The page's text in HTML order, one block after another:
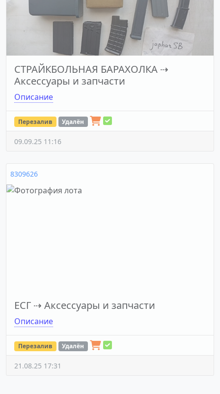
СТРАЙКБОЛЬНАЯ БАРАХОЛКА ⇢
Аксессуары и запчасти
Описание
Перезалив Удалён
09.09.25 11:16
8309626
ЕСГ ⇢ Аксессуары и запчасти
Описание
Перезалив Удалён
21.08.25 17:31